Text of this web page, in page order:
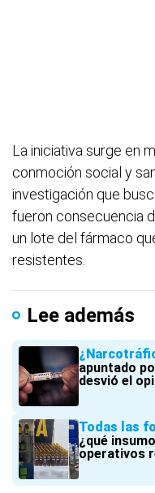
La iniciativa surge en
conmoción social y
investigación que
fueron consecuencia
un lote del fármaco
resistentes.
Lee además
apuntado
desvió el
Todas las
¿qué
operativos